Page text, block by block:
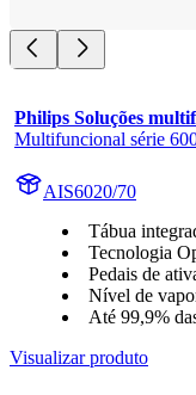
Philips Soluções
Multifuncional série
AIS6020/70
Tábua
Tecnologia
Pedais de
Nível de
Até 99,9%
Visualizar produto